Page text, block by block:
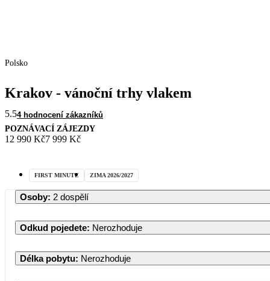
Polsko
Krakov - vánoční trhy vlakem
5.54 hodnocení zákazníků
POZNÁVACÍ ZÁJEZDY
12 990 Kč7 999 Kč
FIRST MINUTE ZIMA 2026/2027
Osoby: 2 dospělí
Odkud pojedete: Nerozhoduje
Délka pobytu: Nerozhoduje